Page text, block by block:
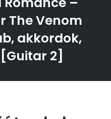
The Venom
akkordok,
2]